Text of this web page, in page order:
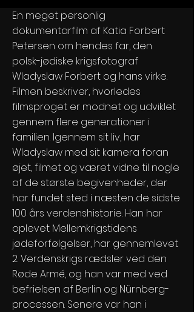
En meget personlig
dokumentarfilm af Katia Forbert
Petersen om hendes far, den
polsk-jødiske krigsfotograf
Wladyslaw Forbert og hans virke.
Filmen beskriver, hvorledes
filmsproget er modnet og udviklet
gennem flere generationer i
familien. Igennem sit liv, har
Wladyslaw med sit kamera foran
øjet, filmet og været vidne til nogle
af de største begivenheder, der
har fundet sted i næsten de sidste
100 års verdenshistorie. Han har
oplevet Mellemkrigstidens
jødeforfølgelser, har gennemlevet
2. Verdenskrigs rædsler ved den
Røde Armé, og han var med ved
befrielsen af Berlin og Nürnberg-
processen. Senere var han i